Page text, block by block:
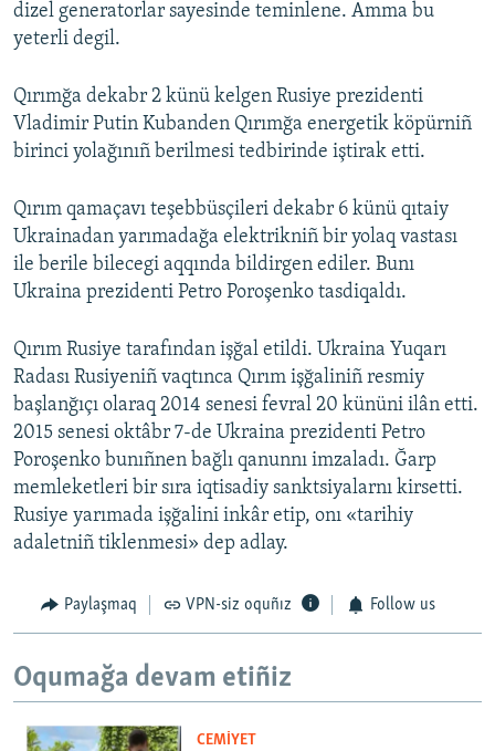
dizel generatorlar sayesinde teminlene. Amma bu
yeterli degil.
Qırımğa dekabr 2 künü kelgen Rusiye prezidenti
Vladimir Putin Kubanden Qırımğa energetik köpürniñ
birinci yolağınıñ berilmesi tedbirinde iştirak etti.
Qırım qamaçavı teşebbüsçileri dekabr 6 künü qıtaiy
Ukrainadan yarımadağa elektrikniñ bir yolaq vastası
ile berile bilecegi aqqında bildirgen ediler. Bunı
Ukraina prezidenti Petro Poroşenko tasdiqaldı.
Qırım Rusiye tarafından işğal etildi. Ukraina Yuqarı
Radası Rusiyeniñ vaqtınca Qırım işğaliniñ resmiy
başlanğıçı olaraq 2014 senesi fevral 20 kününi ilân etti.
2015 senesi oktâbr 7-de Ukraina prezidenti Petro
Poroşenko bunıñnen bağlı qanunnı imzaladı. Ğarp
memleketleri bir sıra iqtisadiy sanktsiyalarnı kirsetti.
Rusiye yarımada işğalini inkâr etip, onı «tarihiy
adaletniñ tiklenmesi» dep adlay.
Paylaşmaq VPN-siz oquñız Follow us
Oqumağa devam etiñiz
CEMİYET